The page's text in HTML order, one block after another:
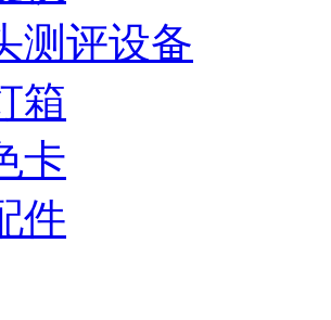
测评设备
箱
卡
件